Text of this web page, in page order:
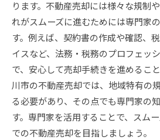
ります。不動産売却には様々な規制
れがスムーズに進むためには専門家
す。例えば、契約書の作成や確認、
イスなど、法務・税務のプロフェッ
で、安心して売却手続きを進めるこ
川市の不動産売却では、地域特有の
る必要があり、その点でも専門家の
す。専門家を活用することで、スム
での不動産売却を目指しましょう。